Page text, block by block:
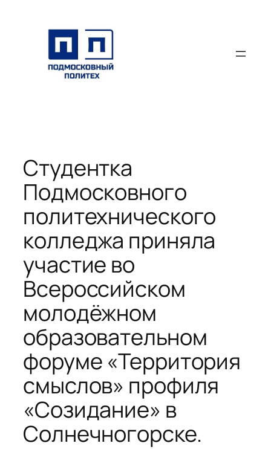
содержимому
Студентка
Подмосковного
политехнического
колледжа приняла
участие во
Всероссийском
молодёжном
образовательном
форуме «Территория
смыслов» профиля
«Созидание» в
Солнечногорске.